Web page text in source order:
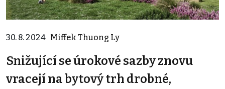
30. 8. 2024 Miffek Thuong Ly
Snižující se úrokové sazby znovu
vracejí na bytový trh drobné,